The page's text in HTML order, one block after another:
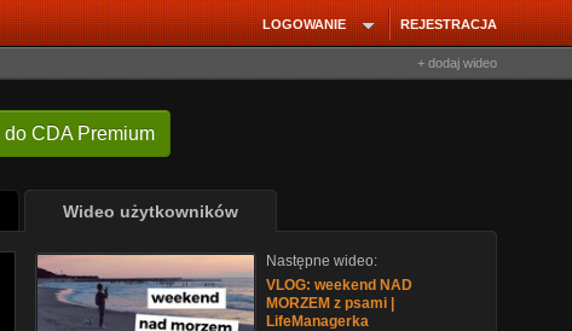
REJESTRACJA
LOGOWANIE
+ dodaj wideo
do CDA Premium
Wideo użytkowników
Następne wideo:
VLOG: weekend NAD
MORZEM z psami |
LifeManagerka